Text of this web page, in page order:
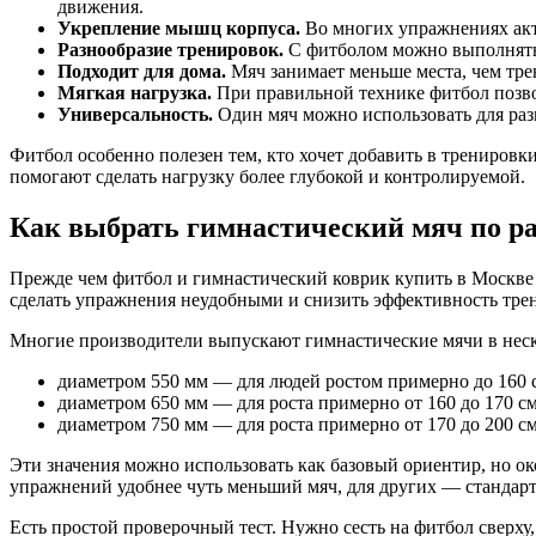
движения.
Укрепление мышц корпуса. Во многих упражнениях
Разнообразие тренировок. С фитболом можно
Подходит для дома. Мяч занимает меньше места, чем
Мягкая нагрузка. При правильной технике фитбол
Универсальность. Один мяч можно использовать для
Фитбол особенно полезен тем, кто хочет добавить в
помогают сделать нагрузку более глубокой и контролируемой.
Как выбрать гимнастический мяч по
Прежде чем фитбол и гимнастический коврик купить в
сделать упражнения неудобными и снизить эффективность
Многие производители выпускают гимнастические мячи в
диаметром 550 мм — для людей ростом примерно до 160
диаметром 650 мм — для роста примерно от 160 до 170
диаметром 750 мм — для роста примерно от 170 до 200
Эти значения можно использовать как базовый ориентир, но
упражнений удобнее чуть меньший мяч, для других —
Есть простой проверочный тест. Нужно сесть на фитбол